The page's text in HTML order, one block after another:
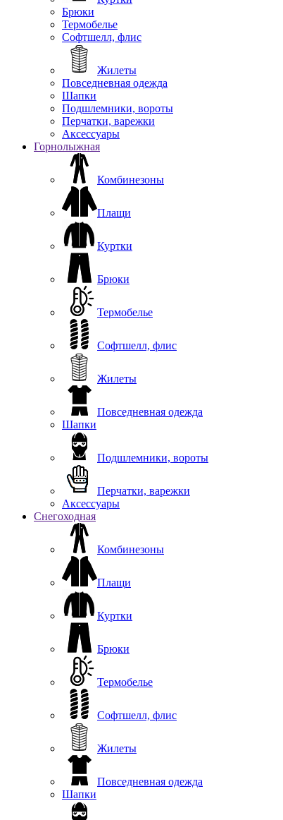
Брюки
Термобелье
Софтшелл, флис
Жилеты
Повседневная одежда
Шапки
Подшлемники, вороты
Перчатки, варежки
Аксессуары
Горнолыжная
Комбинезоны
Плащи
Куртки
Брюки
Термобелье
Софтшелл, флис
Жилеты
Повседневная одежда
Шапки
Подшлемники, вороты
Перчатки, варежки
Аксессуары
Снегоходная
Комбинезоны
Плащи
Куртки
Брюки
Термобелье
Софтшелл, флис
Жилеты
Повседневная одежда
Шапки